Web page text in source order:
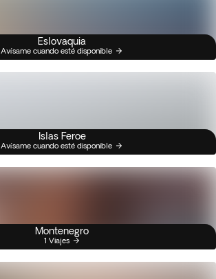
Eslovaquia
Avísame cuando esté disponible
Islas Feroe
Avísame cuando esté disponible
Montenegro
1 Viajes